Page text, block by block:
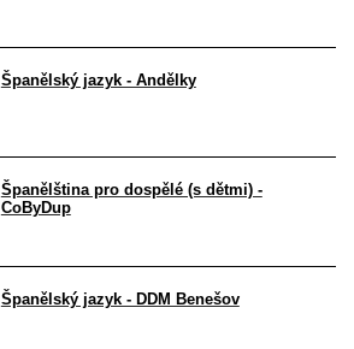
Španělský jazyk - Andělky
Španělština pro dospělé (s dětmi) -
CoByDup
Španělský jazyk - DDM Benešov